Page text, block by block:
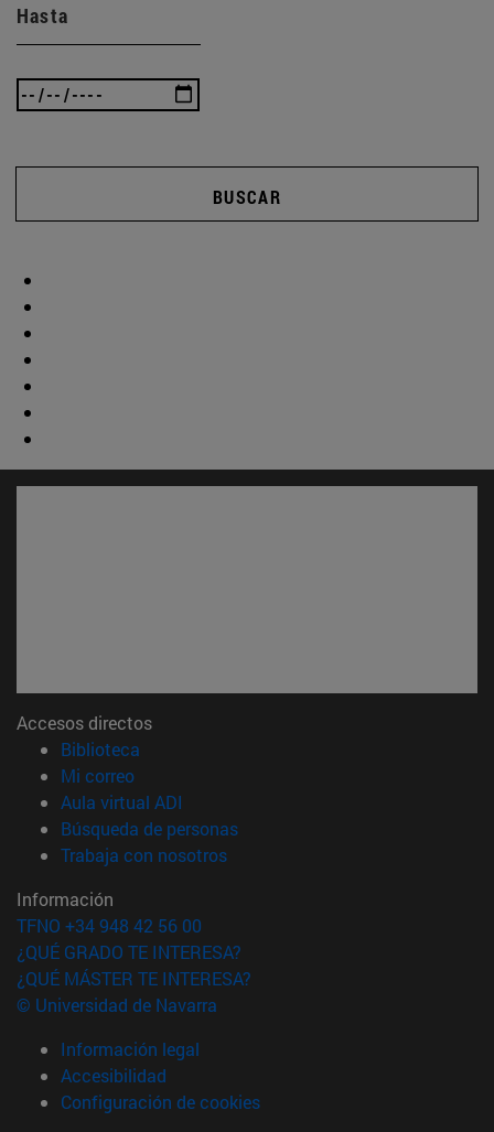
Hasta
BUSCAR
Accesos directos
Biblioteca
Mi correo(abre en nueva ventana)
Aula virtual ADI
Búsqueda de personas(abre en nueva ventana)
Trabaja con nosotros(abre en nueva ventana)
Información
TFNO +34 948 42 56 00
¿QUÉ GRADO TE INTERESA?
¿QUÉ MÁSTER TE INTERESA?
© Universidad de Navarra
Información legal
Accesibilidad
Configuración de cookies